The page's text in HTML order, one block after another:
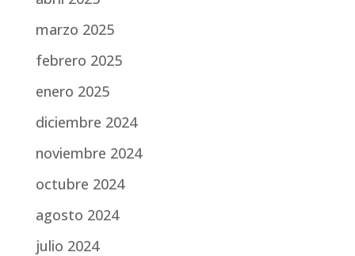
marzo 2025
febrero 2025
enero 2025
diciembre 2024
noviembre 2024
octubre 2024
agosto 2024
julio 2024